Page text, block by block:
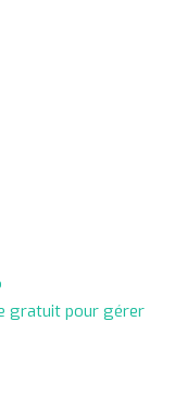
gratuit pour gérer